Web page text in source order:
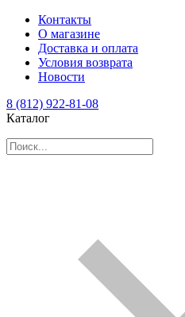
Контакты
О магазине
Доставка и оплата
Условия возврата
Новости
8 (812) 922-81-08
Каталог